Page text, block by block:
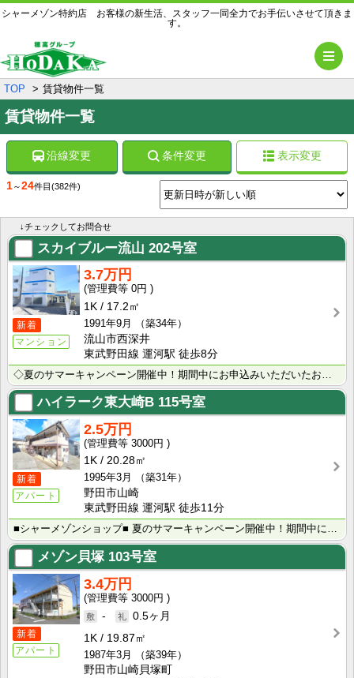
シャーメゾン特約店 お客様の新生活、スタッフ一同全力でお手伝いさせて頂きま
す。
TOP 賃貸物件一覧
賃貸物件一覧
沿線変更 条件変更 表示変更
1～24件目 (382件)
↓チェックしてお問合せ
スカイブルー流山 202号室
新着
マンション
3.7万円
0円
1K
17.2㎡
1991年9月
（築34年）
流山市西深井
東武野田線 運河駅 徒歩8分
◇夏のサマーキャンペーン開催中！期間中にお申込みいただいたお客様へ、500円分のQUOカード＋日用品･･･
ハイラーク東大崎B 115号室
新着
アパート
2.5万円
3000円
1K
20.28㎡
1995年3月
（築31年）
野田市山崎
東武野田線 運河駅 徒歩11分
■シャーメゾンショップ■ 夏のサマーキャンペーン開催中！期間中にお申込みいただいたお客様へ、500円･･･
メゾン貝塚103号室
新着
アパート
3.4万円
3000円
-
0.5ヶ月
1K
19.87㎡
1987年3月
（築39年）
野田市山崎貝塚町